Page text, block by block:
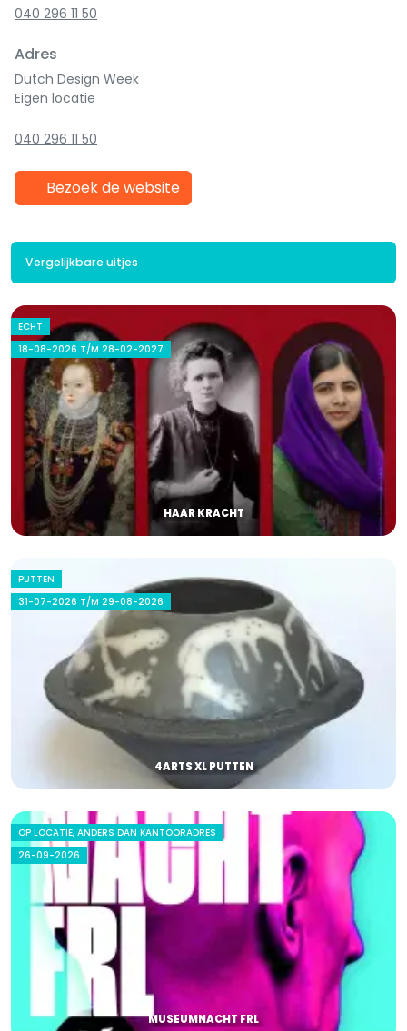
040 296 11 50
Adres
Dutch Design Week
Eigen locatie
040 296 11 50
Bezoek de website
Vergelijkbare uitjes
ECHT
18-08-2026 T/M 28-02-2027
HAAR KRACHT
PUTTEN
31-07-2026 T/M 29-08-2026
4ARTS XL PUTTEN
OP LOCATIE, ANDERS DAN KANTOORADRES
26-09-2026
MUSEUMNACHT FRL